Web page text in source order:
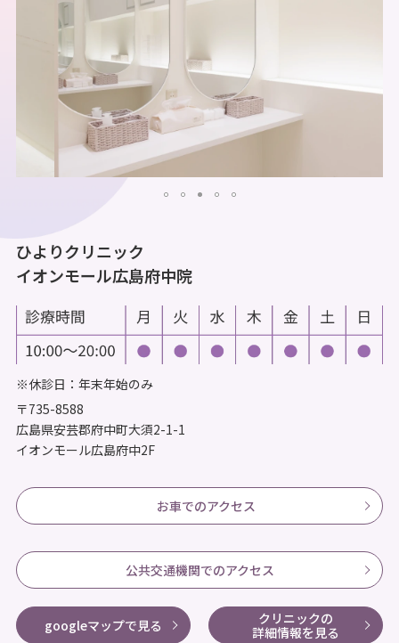
ひよりクリニック
イオンモール広島府中院
※休診日：年末年始のみ
〒735-8588
広島県安芸郡府中町大須2-1-1
イオンモール広島府中2F
お車でのアクセス
公共交通機関でのアクセス
googleマップで見る
クリニックの
詳細情報を見る